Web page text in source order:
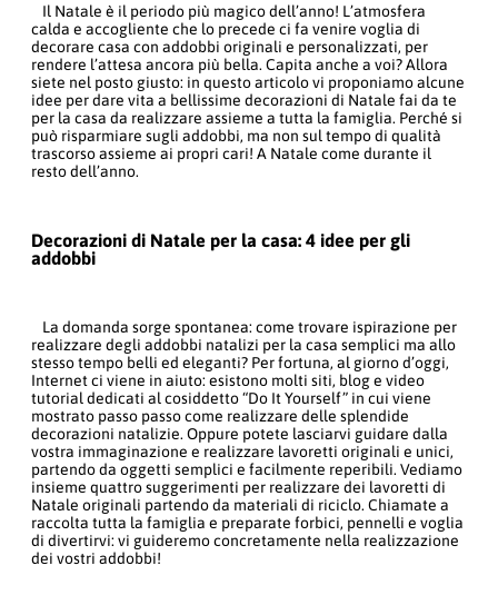
Il Natale è il periodo più magico dell’anno! L’atmosfera
calda e accogliente che lo precede ci fa venire voglia di
decorare casa con addobbi originali e personalizzati, per
rendere l’attesa ancora più bella. Capita anche a voi? Allora
siete nel posto giusto: in questo articolo vi proponiamo alcune
idee per dare vita a bellissime decorazioni di Natale fai da te
per la casa da realizzare assieme a tutta la famiglia. Perché si
può risparmiare sugli addobbi, ma non sul tempo di qualità
trascorso assieme ai propri cari! A Natale come durante il
resto dell’anno.
Decorazioni di Natale per la casa: 4 idee per gli
addobbi
La domanda sorge spontanea: come trovare ispirazione per
realizzare degli addobbi natalizi per la casa semplici ma allo
stesso tempo belli ed eleganti? Per fortuna, al giorno d’oggi,
Internet ci viene in aiuto: esistono molti siti, blog e video
tutorial dedicati al cosiddetto “Do It Yourself” in cui viene
mostrato passo passo come realizzare delle splendide
decorazioni natalizie. Oppure potete lasciarvi guidare dalla
vostra immaginazione e realizzare lavoretti originali e unici,
partendo da oggetti semplici e facilmente reperibili. Vediamo
insieme quattro suggerimenti per realizzare dei lavoretti di
Natale originali partendo da materiali di riciclo. Chiamate a
raccolta tutta la famiglia e preparate forbici, pennelli e voglia
di divertirvi: vi guideremo concretamente nella realizzazione
dei vostri addobbi!